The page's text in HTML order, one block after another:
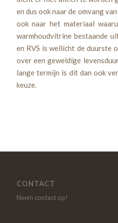
en dus ook naar de omvang
ook naar het materiaal
warmhoudvitrine bestaande
en RVS is wellicht de duurste
over een geweldige
lange termijn is dit dan ook
keuze.
CONTACT
Neem contact op!